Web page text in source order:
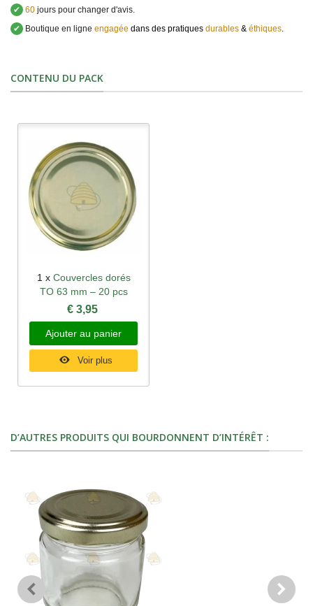
✔ 60 jours pour changer d'avis.
✔
Boutique en ligne engagée dans des pratiques durables & éthiques
CONTENU DU PACK
1 x Couvercles dorés
TO 63 mm – 20 pcs
€ 3,95
Ajouter au panier
Voir plus
D’AUTRES PRODUITS QUI BOURDONNENT D’INTÉRÊT :